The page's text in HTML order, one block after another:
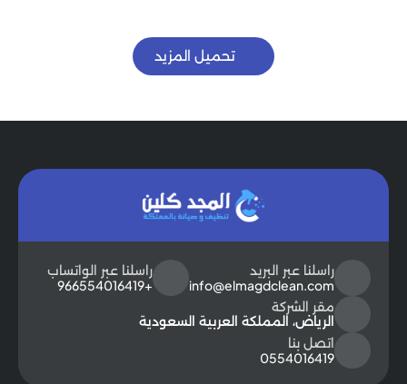
تحميل المزيد
راسلنا عبر البريد
info@elmagdclean.com
راسلنا عبر الواتساب
+966554016419
مقر الشركة
الرياض، المملكة العربية السعودية
اتصل بنا
0554016419